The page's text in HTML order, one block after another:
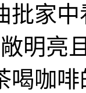
家中
明亮
喝咖